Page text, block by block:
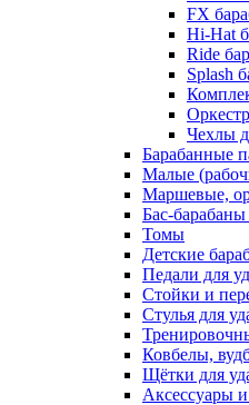
FX
Hi-Hat
Ride
Splash
Чехлы
Барабанные
Малые
Маршевые,
Бас-
Томы
Детские
Педали для
Стойки и
Стулья для
Ковбелы,
Щётки для
Аксесcуары